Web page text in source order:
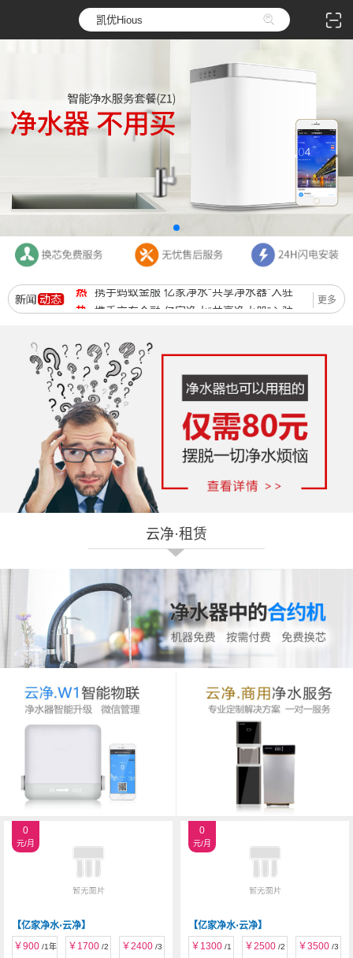
携手京东金融 亿家净水“共享净水器”入驻
热
携手蚂蚁金服 亿家净水“共享净水器”入驻
热
携手京东金融 亿家净水“共享净水器”入驻
热
携手京东金融 亿家净水“共享净水器”入驻
热
携手蚂蚁金服 亿家净水“共享净水器”入驻
热
携手京东金融 亿家净水“共享净水器”入驻
热
携手蚂蚁金服 亿家净水“共享净水器”入驻
更多
云净·租赁
【亿家净水⋅云净】
￥900/1年 ￥ 1700 /2 ￥2400 /3
0
元/月
【亿家净水⋅云净】
￥ 1300 /1 ￥2500 /2 ￥3500 /3
0
元/月